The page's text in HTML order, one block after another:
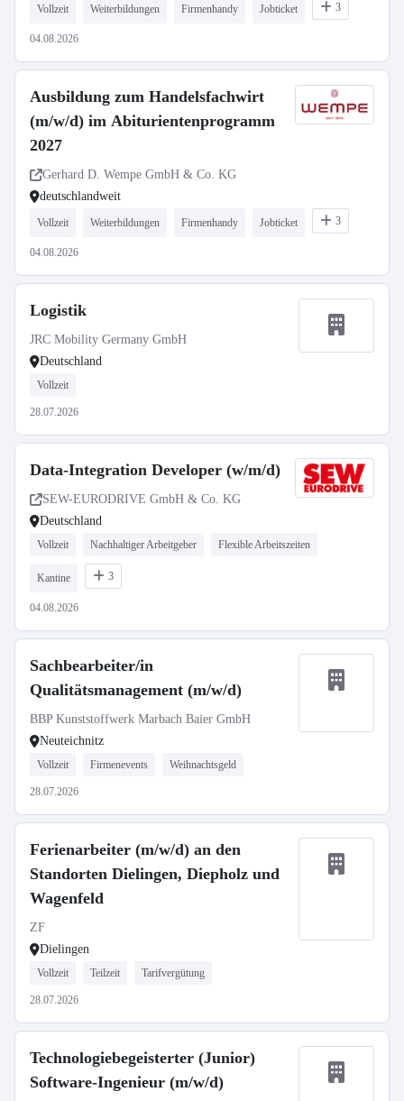
Vollzeit Weiterbildungen Firmenhandy Jobticket 3
04.08.2026
Ausbildung zum Handelsfachwirt
(m/w/d) im Abiturientenprogramm
2027
Gerhard D. Wempe GmbH & Co. KG
deutschlandweit
Vollzeit Weiterbildungen Firmenhandy Jobticket 3
04.08.2026
Logistik
JRC Mobility Germany GmbH
Deutschland
Vollzeit
28.07.2026
Data-Integration Developer (w/m/d)
SEW-EURODRIVE GmbH & Co. KG
Deutschland
Vollzeit Nachhaltiger Arbeitgeber Flexible Arbeitszeiten
Kantine 3
04.08.2026
Sachbearbeiter/in
Qualitätsmanagement (m/w/d)
BBP Kunststoffwerk Marbach Baier GmbH
Neuteichnitz
Vollzeit Firmenevents Weihnachtsgeld
28.07.2026
Ferienarbeiter (m/w/d) an den
Standorten Dielingen, Diepholz und
Wagenfeld
ZF
Dielingen
Vollzeit Teilzeit Tarifvergütung
28.07.2026
Technologiebegeisterter (Junior)
Software-Ingenieur (m/w/d)